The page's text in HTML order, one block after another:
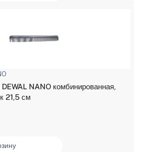
NANO комбинированная,
21,5 см